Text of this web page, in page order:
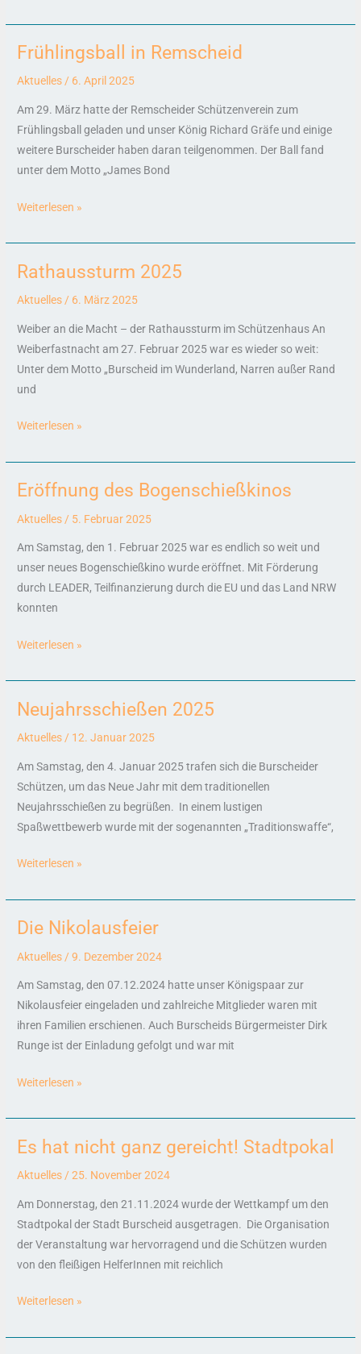
Frühlingsball in Remscheid
Aktuelles/ 6. April 2025
Am 29. März hatte der Remscheider Schützenverein zum
Frühlingsball geladen und unser König Richard Gräfe und einige
weitere Burscheider haben daran teilgenommen. Der Ball fand
unter dem Motto „James Bond
Frühlingsball
Weiterlesen »
Rathaussturm 2025
Aktuelles / 6. März 2025
Weiber an die Macht – der Rathaussturm im Schützenhaus An
Weiberfastnacht am 27. Februar 2025 war es wieder so weit:
Unter dem Motto „Burscheid im Wunderland, Narren außer Rand
und
Rathaussturm
Weiterlesen »
Eröffnung des Bogenschießkinos
Aktuelles / 5. Februar 2025
Am Samstag, den 1. Februar 2025 war es endlich so weit und
unser neues Bogenschießkino wurde eröffnet. Mit Förderung
durch LEADER, Teilfinanzierung durch die EU und das Land NRW
konnten
Eröffnung
Bogenschießkinos
Weiterlesen »
Neujahrsschießen 2025
Aktuelles / 12. Januar 2025
Am Samstag, den 4. Januar 2025 trafen sich die Burscheider
Schützen, um das Neue Jahr mit dem traditionellen
Neujahrsschießen zu begrüßen. In einem lustigen
Spaßwettbewerb wurde mit der sogenannten „Traditionswaffe“,
Neujahrsschießen
Weiterlesen »
Die Nikolausfeier
Aktuelles /9. Dezember 2024
Am Samstag, den 07.12.2024 hatte unser Königspaar zur
Nikolausfeier eingeladen und zahlreiche Mitglieder waren mit
ihren Familien erschienen. Auch Burscheids Bürgermeister Dirk
Runge ist der Einladung gefolgt und war mit
Die
Weiterlesen »
Es hat nicht ganz gereicht! Stadtpokal
Aktuelles /25. November 2024
Am Donnerstag, den 21.11.2024 wurde der Wettkampf um den
Stadtpokal der Stadt Burscheid ausgetragen. Die Organisation
der Veranstaltung war hervorragend und die Schützen wurden
von den fleißigen HelferInnen mit reichlich
Es
ganz
gereicht!
Stadtpokal
Weiterlesen »